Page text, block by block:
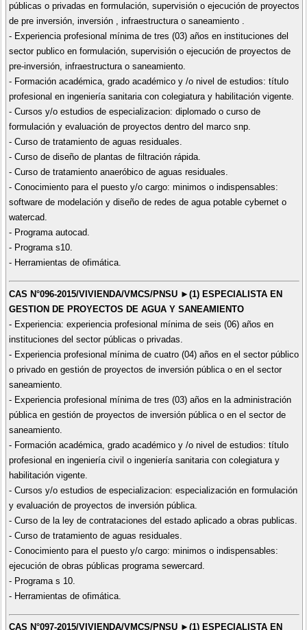
públicas o privadas en formulación, supervisión o ejecución de proyectos
de pre inversión, inversión , infraestructura o saneamiento .
- Experiencia profesional mínima de tres (03) años en instituciones del
sector publico en formulación, supervisión o ejecución de proyectos de
pre-inversión, infraestructura o saneamiento.
- Formación académica, grado académico y /o nivel de estudios: título
profesional en ingeniería sanitaria con colegiatura y habilitación vigente.
- Cursos y/o estudios de especializacion: diplomado o curso de
formulación y evaluación de proyectos dentro del marco snp.
- Curso de tratamiento de aguas residuales.
- Curso de diseño de plantas de filtración rápida.
- Curso de tratamiento anaeróbico de aguas residuales.
- Conocimiento para el puesto y/o cargo: minimos o indispensables:
software de modelación y diseño de redes de agua potable cybernet o
watercad.
- Programa autocad.
- Programa s10.
- Herramientas de ofimática.
CAS N°096-2015/VIVIENDA/VMCS/PNSU ►(1) ESPECIALISTA EN
GESTION DE PROYECTOS DE AGUA Y SANEAMIENTO
- Experiencia: experiencia profesional mínima de seis (06) años en
instituciones del sector públicas o privadas.
- Experiencia profesional mínima de cuatro (04) años en el sector público
o privado en gestión de proyectos de inversión pública o en el sector
saneamiento.
- Experiencia profesional mínima de tres (03) años en la administración
pública en gestión de proyectos de inversión pública o en el sector de
saneamiento.
- Formación académica, grado académico y /o nivel de estudios: título
profesional en ingeniería civil o ingeniería sanitaria con colegiatura y
habilitación vigente.
- Cursos y/o estudios de especializacion: especialización en formulación
y evaluación de proyectos de inversión pública.
- Curso de la ley de contrataciones del estado aplicado a obras publicas.
- Curso de tratamiento de aguas residuales.
- Conocimiento para el puesto y/o cargo: minimos o indispensables:
ejecución de obras públicas programa sewercard.
- Programa s 10.
- Herramientas de ofimática.
CAS N°097-2015/VIVIENDA/VMCS/PNSU ►(1) ESPECIALISTA EN